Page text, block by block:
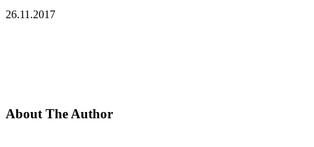
26.11.2017
About The Author